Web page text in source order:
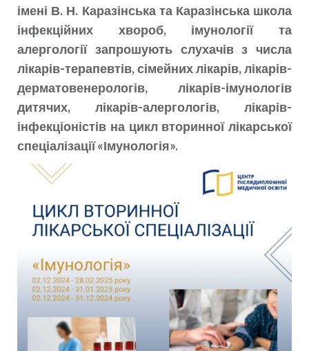
імені В. Н. Каразінська та Каразінська школа
інфекційних хвороб, імунології та
алергології запрошують слухачів з числа
лікарів-терапевтів, сімейних лікарів, лікарів-
дерматовенерологів, лікарів-імунологів
дитячих, лікарів-алергологів, лікарів-
інфекціоністів на цикл вторинної лікарської
спеціалізації «Імунологія».